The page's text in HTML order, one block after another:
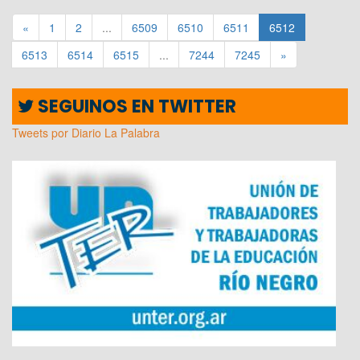
« 1 2 ... 6509 6510 6511
6512
6513
6514 6515 ... 7244 7245 »
SEGUINOS EN TWITTER
Tweets por Diario La Palabra